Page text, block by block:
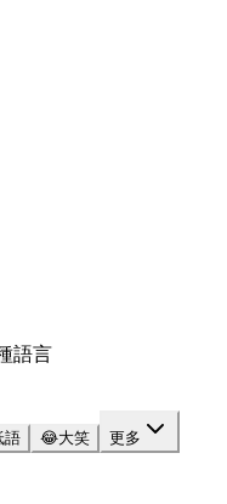
語言
語 😂大笑 更多